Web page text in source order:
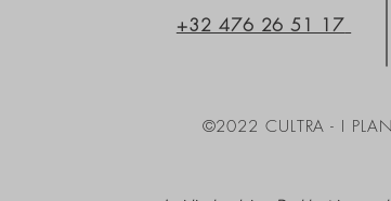
+32 476 26 51 17
©2022 CULTRA - I